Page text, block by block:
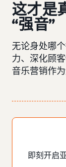
这才是
“强音”
无论身处哪
力、深化顾
音乐营销作
即刻开启